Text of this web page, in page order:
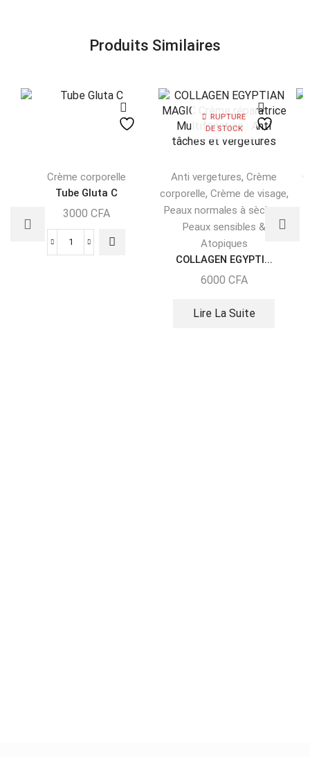
Produits Similaires
Crème corporelle
Tube Gluta C
3000 CFA
RUPTURE
DE STOCK
Anti vergetures, Crème
corporelle, Crème de visage,
Peaux normales à sèches
Peaux sensibles &
Atopiques
COLLAGEN EGYPTI...
6000 CFA
Lire La Suite